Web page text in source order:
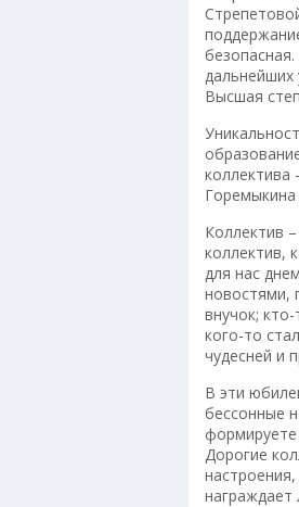
дальнейших
Высшая
коллектива
Коллектив
коллектив,
для нас
новостями,
внучок;
кого-то
чудесней и
В эти
бессонные
Дорогие
награждает